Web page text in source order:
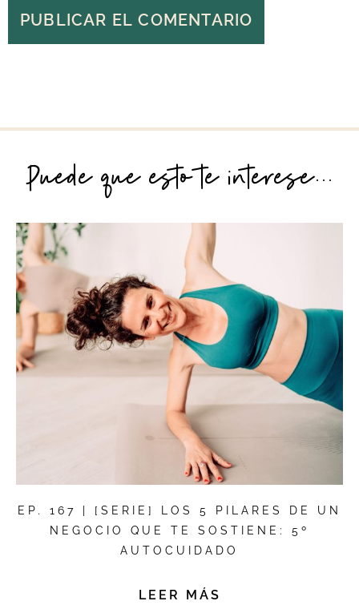
Puede que esto te interese...
EP. 167 | [SERIE] LOS 5 PILARES DE UN
NEGOCIO QUE TE SOSTIENE: 5º
AUTOCUIDADO
LEER MÁS